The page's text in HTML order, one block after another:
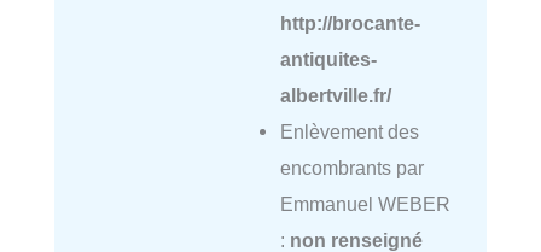
http://brocante-
antiquites-
albertville.fr/
Enlèvement des
encombrants par
Emmanuel WEBER
: non renseigné